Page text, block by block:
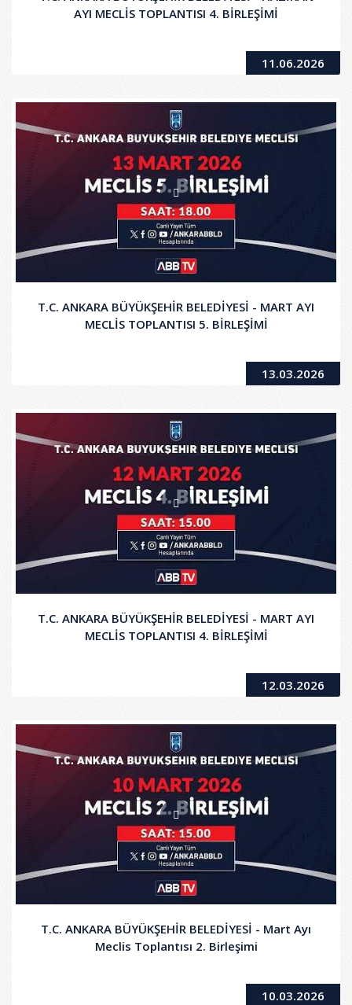
AYI MECLİS TOPLANTISI 4. BİRLEŞİMİ
11.06.2026
T.C. ANKARA BÜYÜKŞEHİR BELEDİYESİ - MART AYI
MECLİS TOPLANTISI 5. BİRLEŞİMİ
13.03.2026
T.C. ANKARA BÜYÜKŞEHİR BELEDİYESİ - MART AYI
MECLİS TOPLANTISI 4. BİRLEŞİMİ
12.03.2026
T.C. ANKARA BÜYÜKŞEHİR BELEDİYESİ - Mart Ayı
Meclis Toplantısı 2. Birleşimi
10.03.2026